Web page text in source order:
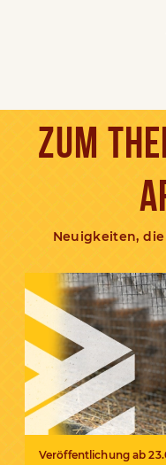
ZUM
Neuigkeiten,
Veröffentlichung ab